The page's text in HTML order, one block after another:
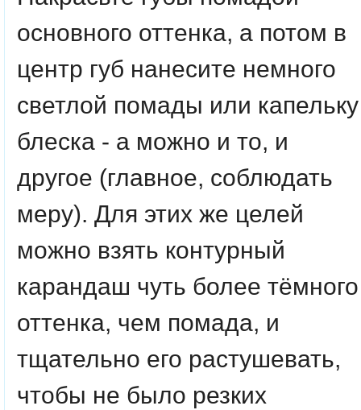
основного оттенка, а потом в
центр губ нанесите немного
светлой помады или капельку
блеска - а можно и то, и
другое (главное, соблюдать
меру). Для этих же целей
можно взять контурный
карандаш чуть более тёмного
оттенка, чем помада, и
тщательно его растушевать,
чтобы не было резких